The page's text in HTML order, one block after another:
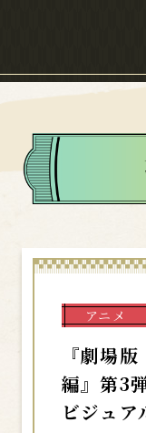
アニメ
『劇場
編』第3
ビジュア